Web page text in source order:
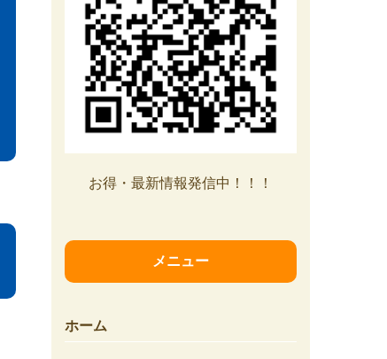
お得・最新情報発信中！！！
メニュー
ホーム